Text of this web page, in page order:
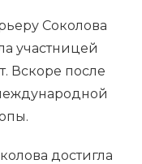
Соколова
участницей
Вскоре после
достигла